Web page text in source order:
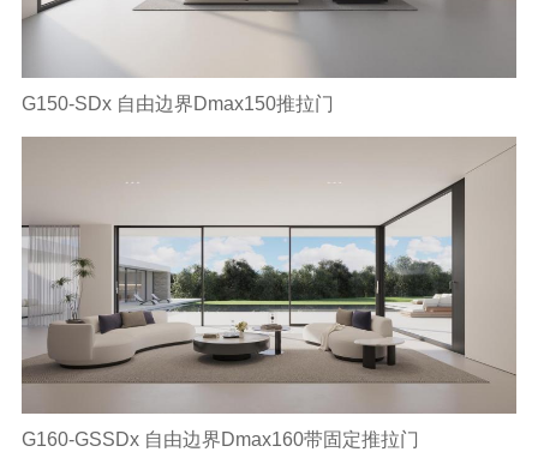
首页
品牌
关于欧哲
G150-SDx 自由边界Dmax150推拉门
G160-GSSDx 自由边界Dmax160带固定推拉门